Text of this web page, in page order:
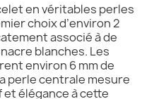
en véritables perles
choix d’environ 2
associé à de
blanches. Les
environ 6 mm de
perle centrale mesure
élégance à cette